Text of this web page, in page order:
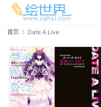
首页 Date A Live